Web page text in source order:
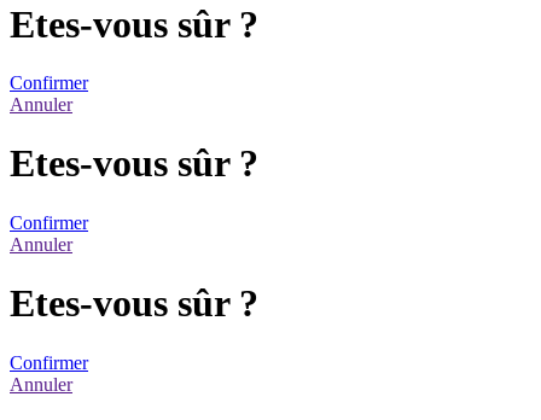
Etes-vous sûr ?
Confirmer
Annuler
Etes-vous sûr ?
Confirmer
Annuler
Etes-vous sûr ?
Confirmer
Annuler